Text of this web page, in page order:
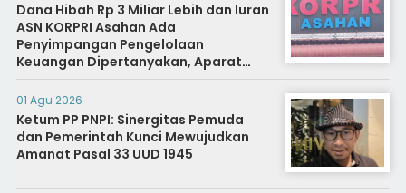
Dana Hibah Rp 3 Miliar Lebih dan Iuran
ASN KORPRI Asahan Ada
Penyimpangan Pengelolaan
Keuangan Dipertanyakan, Aparat
Diminta Segera Usut
01 Agu 2026
Ketum PP PNPI: Sinergitas Pemuda
dan Pemerintah Kunci Mewujudkan
Amanat Pasal 33 UUD 1945